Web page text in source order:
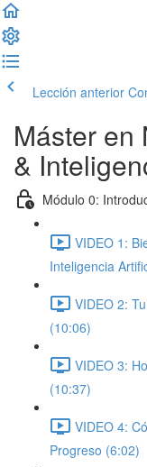
Lección anterior
Máster en
&
Módulo 0:
VIDEO 1:
Inteligencia
VIDEO 2:
(10:06)
VIDEO 3:
(10:37)
VIDEO 4:
Progreso (6:02)